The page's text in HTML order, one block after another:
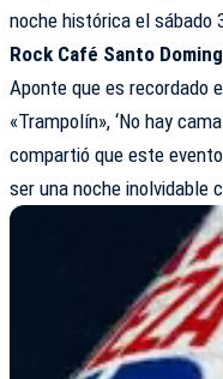
noche histórica el sábado
Rock Café Santo
Aponte que es recordado
«Trampolín», ‘No hay
compartió que este
ser una noche inolvidable